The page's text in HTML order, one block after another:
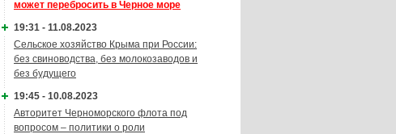
может перебросить в Черное море
19:31 - 11.08.2023
Сельское хозяйство Крыма при России:
без свиноводства, без молокозаводов и
без будущего
19:45 - 10.08.2023
Авторитет Черноморского флота под
вопросом – политики о роли